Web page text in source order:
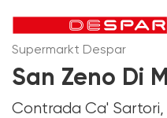
Supermarkt Despar
San Zeno Di
Contrada Ca' Sartori,